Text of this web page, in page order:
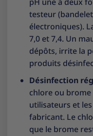
testeur
électroniques).
7,0 et 7,4. Un
dépôts, irrite la
produits
Désinfection
chlore ou brome
utilisateurs et
fabricant. Le
que le brome